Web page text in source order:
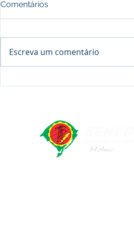
Comentários
Escreva um comentário